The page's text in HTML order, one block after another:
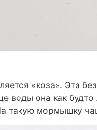
«коза». Эта
воды она как
такую мормышку